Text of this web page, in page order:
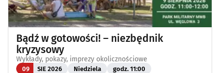
Bądź w gotowości! – niezbędnik
kryzysowy
Wykłady, pokazy, imprezy okolicznościowe
09 SIE 2026 Niedziela godz. 11:00